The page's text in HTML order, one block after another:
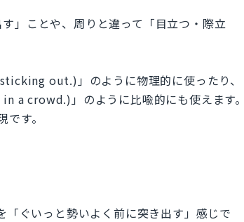
」ことや、周りと違って「目立つ・際立
out.)」のように物理的に使ったり、
a crowd.)」のように比喩的にも使えます。
す。
ぐいっと勢いよく前に突き出す」感じで